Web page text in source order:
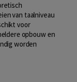
van taalniveau
voor
opbouw en
worden